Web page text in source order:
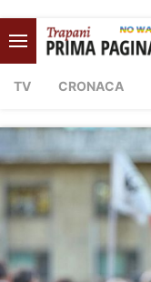
TV CRONACA